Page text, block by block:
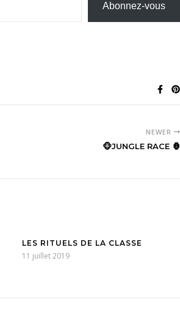
Abonnez-vous
NEWER
🐵JUNGLE RACE 🦍
LES RITUELS DE LA CLASSE
11 juillet 2019